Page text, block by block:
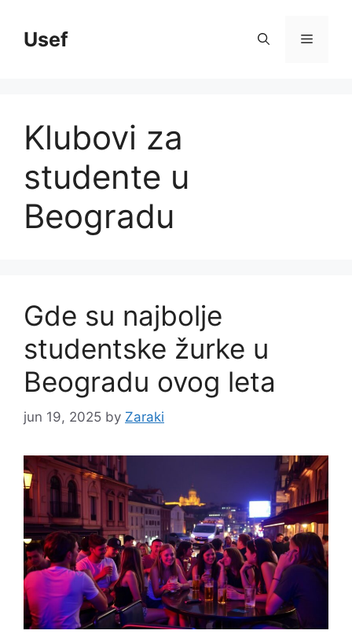
contentUsef Menu
Klubovi za
studente u
Beogradu
Gde su najbolje
studentske žurke u
Beogradu ovog leta
jun 19, 2025 by Zaraki